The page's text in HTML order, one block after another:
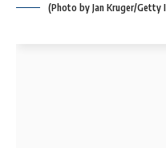
(Photo by Jan Kruger/Getty